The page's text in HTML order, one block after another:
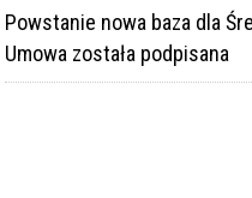
Powstanie nowa baza dla
Umowa została podpisana